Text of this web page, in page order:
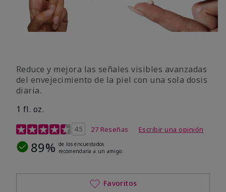
Reduce y mejora las señales visibles avanzadas
del envejecimiento de la piel con una sola dosis
diaria.
1 fl. oz.
Calificación de clientes de 4,1 de 5
4.5 27 Reseñas Escribir una opinión
89% de los encuestados
recomendaría a un amigo.
Favoritos